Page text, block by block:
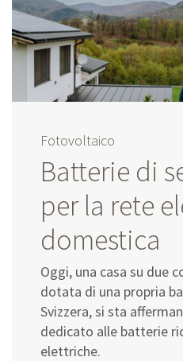
Fotovoltaico
Batterie di
per la rete
domestica
Oggi, una casa su due
dotata di una propria
Svizzera, si sta
dedicato alle batterie
elettriche.